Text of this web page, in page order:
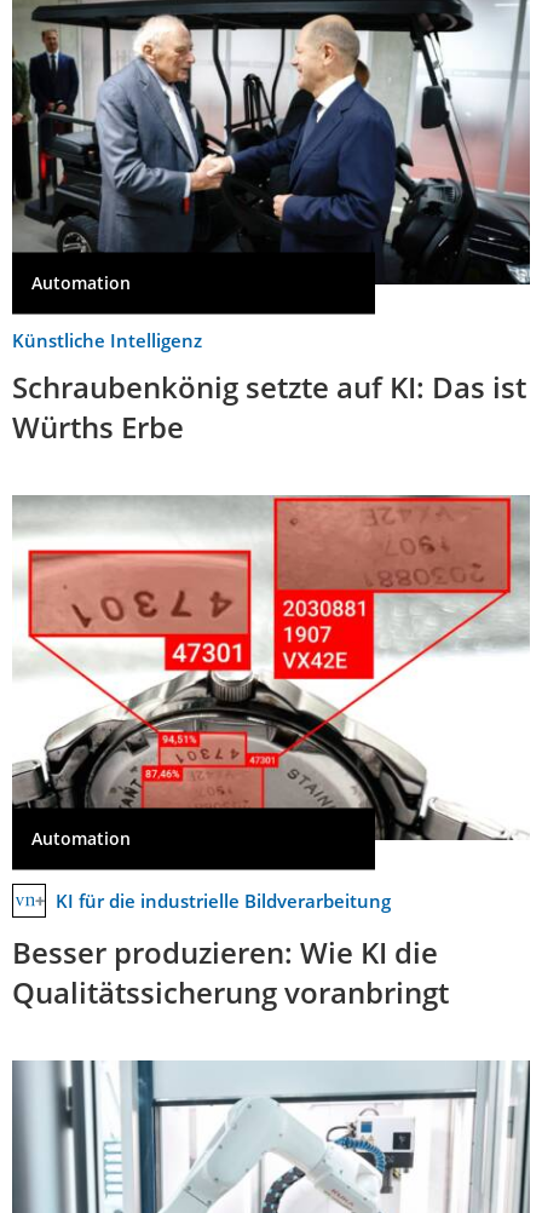
Automation
Künstliche Intelligenz
Schraubenkönig setzte auf KI: Das ist
Würths Erbe
Automation
KI für die industrielle Bildverarbeitung
Besser produzieren: Wie KI die
Qualitätssicherung voranbringt